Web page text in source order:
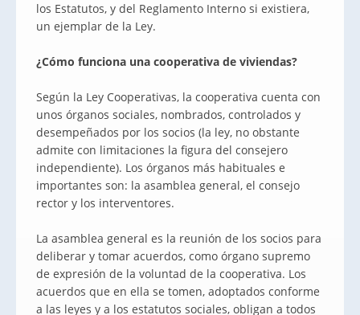
los Estatutos, y del Reglamento Interno si existiera,
un ejemplar de la Ley.
¿Cómo funciona una cooperativa de viviendas?
Según la Ley Cooperativas, la cooperativa cuenta con
unos órganos sociales, nombrados, controlados y
desempeñados por los socios (la ley, no obstante
admite con limitaciones la figura del consejero
independiente). Los órganos más habituales e
importantes son: la asamblea general, el consejo
rector y los interventores.
La asamblea general es la reunión de los socios para
deliberar y tomar acuerdos, como órgano supremo
de expresión de la voluntad de la cooperativa. Los
acuerdos que en ella se tomen, adoptados conforme
a las leyes y a los estatutos sociales, obligan a todos